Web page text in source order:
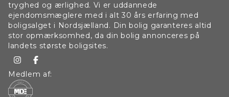
tryghed og ærlighed. Vi er uddannede
ejendomsmæglere med i alt 30 års erfaring med
boligsalget i Nordsjælland. Din bolig garanteres altid
stor opmærksomhed, da din bolig annonceres på
landets største boligsites.
Medlem af: